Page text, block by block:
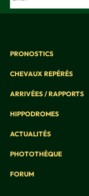
PRONOSTICS
CHEVAUX REPÉRÉS
ARRIVÉES / RAPPORTS
HIPPODROMES
ACTUALITÉS
PHOTOTHÈQUE
FORUM